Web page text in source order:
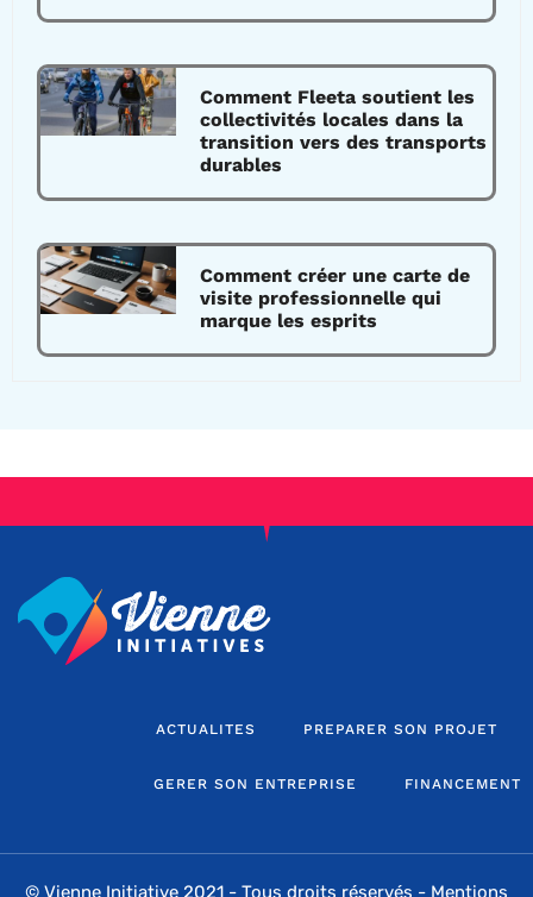
Comment Fleeta soutient les
collectivités locales dans la
transition vers des transports
durables
Comment créer une carte de
visite professionnelle qui
marque les esprits
ACTUALITES PREPARER SON PROJET
GERER SON ENTREPRISE FINANCEMENT
© Vienne Initiative 2021 - Tous droits réservés - Mentions